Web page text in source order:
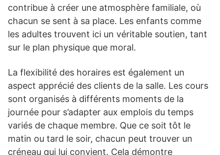
contribue à créer une atmosphère familiale, où
chacun se sent à sa place. Les enfants comme
les adultes trouvent ici un véritable soutien, tant
sur le plan physique que moral.
La flexibilité des horaires est également un
aspect apprécié des clients de la salle. Les cours
sont organisés à différents moments de la
journée pour s’adapter aux emplois du temps
variés de chaque membre. Que ce soit tôt le
matin ou tard le soir, chacun peut trouver un
créneau qui lui convient. Cela démontre